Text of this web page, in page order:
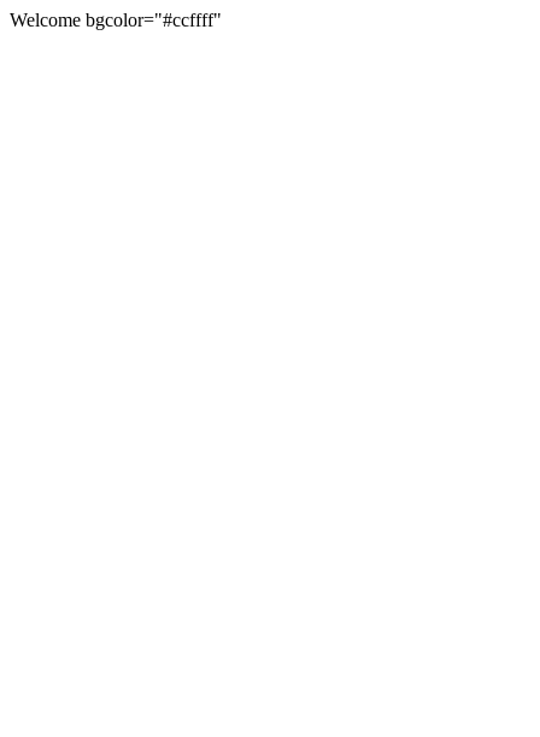
Welcome bgcolor="#ccffff"